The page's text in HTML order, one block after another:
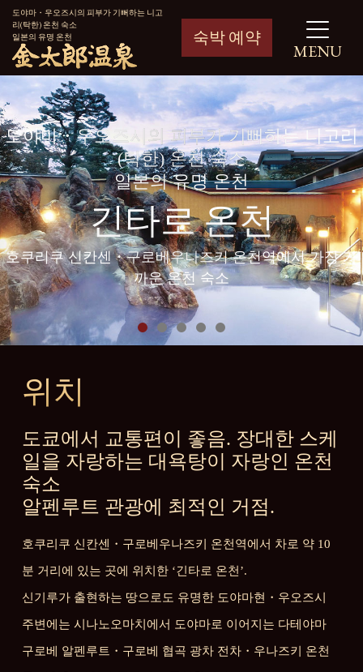
도야마・우오즈시의 피부가 기뻐하는 니고
리(탁한) 온천 숙소
일본의 유명 온천
숙박 예약
MENU
도야마・우오즈시의 피부가 기뻐하는 니고리
(탁한) 온천 숙소
일본의 유명 온천
긴타로 온천
호쿠리쿠 신칸센・구로베우나즈키 온천역에서 가장 가
까운 온천 숙소
위치
도쿄에서 교통편이 좋음. 장대한 스케
일을 자랑하는 대욕탕이 자랑인 온천
숙소
알펜루트 관광에 최적인 거점.
호쿠리쿠 신칸센・구로베우나즈키 온천역에서 차로 약 10
분 거리에 있는 곳에 위치한 ‘긴타로 온천’.
신기루가 출현하는 땅으로도 유명한 도야마현・우오즈시
주변에는 시나노오마치에서 도야마로 이어지는 다테야마
구로베 알펜루트・구로베 협곡 광차 전차・우나즈키 온천